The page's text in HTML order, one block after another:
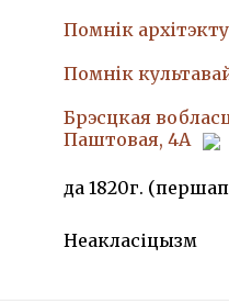
Помнiк
Помнiк
Брэсцкая
Паштовая, 4А
да 1820г.
Неакласіцызм